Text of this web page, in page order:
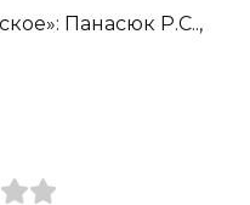
Панасюк Р.С..,